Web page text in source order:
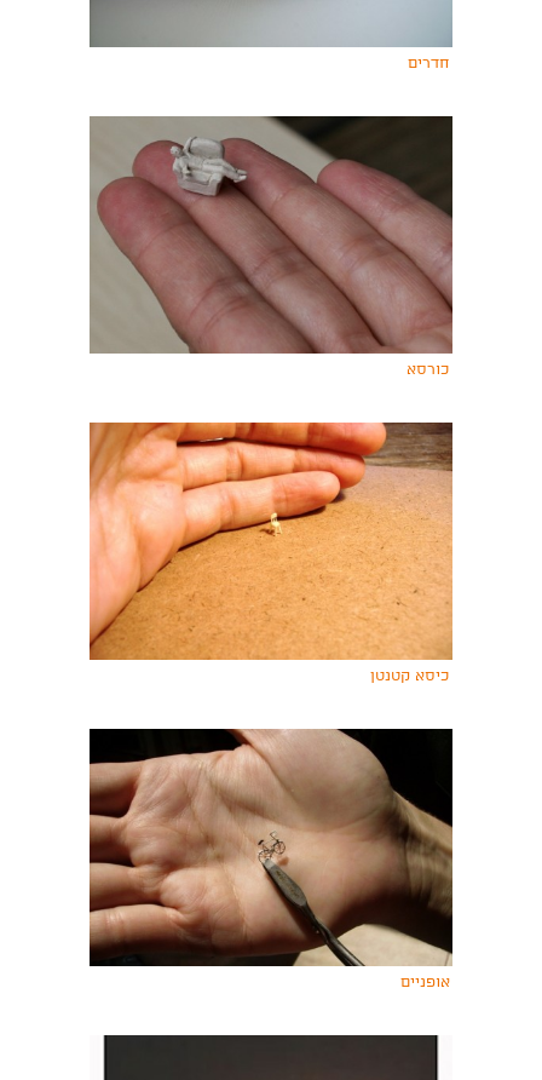
חדרים
כורסא
כיסא קטנטן
אופניים